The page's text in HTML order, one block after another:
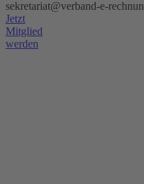
sekretariat@verband-e-
Jetzt
Mitglied
werden